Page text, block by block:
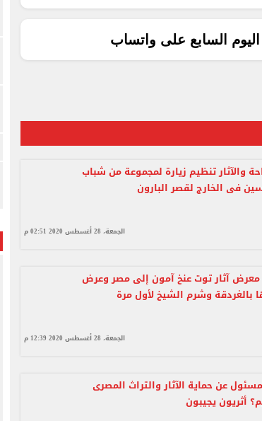
السابع على واتساب
والآثار تنظيم زيارة لمجموعة من شباب
فى الخارج لقصر البارون
الجمعة، 28 أغسطس 2020 02:51 م
آثار توت عنخ آمون إلى مصر وعرض
بالغردقة وشرم الشيخ لأول مرة
الجمعة، 28 أغسطس 2020 12:39 م
عن حماية الآثار والتراث المصرى
أثريون يجيبون